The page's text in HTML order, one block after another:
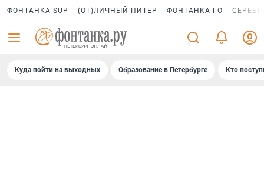
ФОНТАНКА SUP (ОТ)ЛИЧНЫЙ ПИТЕР ФОНТАНКА ГО
Куда пойти на выходных Образование в Петербурге Кто